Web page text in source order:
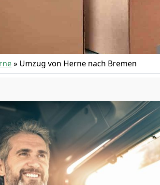
» Umzug von Herne nach Bremen